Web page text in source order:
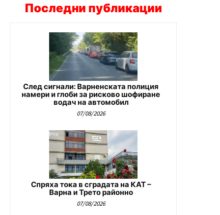
Последни публикации
След сигнали: Варненската полиция
намери и глоби за рисково шофиране
водач на автомобил
07/08/2026
Спряха тока в сградата на КАТ –
Варна и Трето районно
07/08/2026